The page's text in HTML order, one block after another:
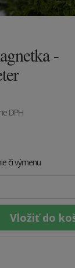
-
DPH
či výmenu